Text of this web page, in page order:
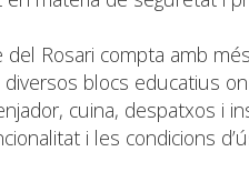
del Rosari compta amb
blocs educatius
cuina, despatxos i
i les condicions